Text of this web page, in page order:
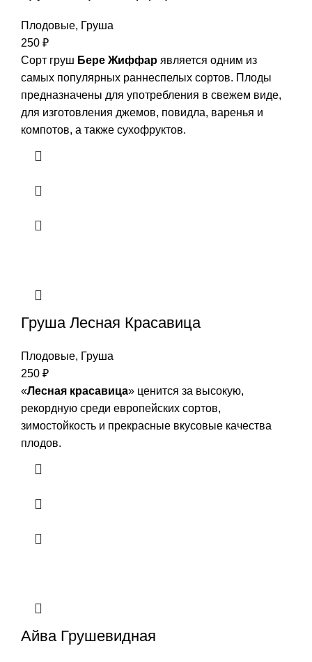
Плодовые, Груша
250 ₽
Сорт груш Бере Жиффар является одним из
самых популярных раннеспелых сортов. Плоды
предназначены для употребления в свежем виде,
для изготовления джемов, повидла, варенья и
компотов, а также сухофруктов.
Груша Лесная Красавица
Плодовые, Груша
250 ₽
«Лесная красавица» ценится за высокую,
рекордную среди европейских сортов,
зимостойкость и прекрасные вкусовые качества
плодов.
Айва Грушевидная